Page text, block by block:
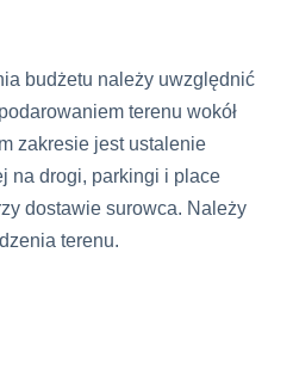
budżetu należy uwzględnić
terenu wokół
zakresie jest ustalenie
na drogi, parkingi i place
dostawie surowca. Należy
terenu.